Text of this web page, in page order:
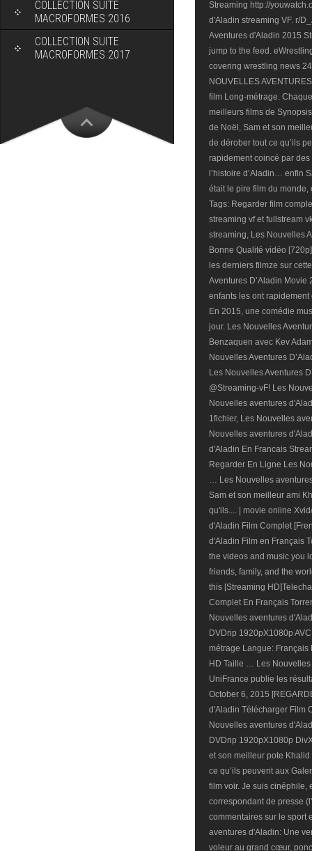
COLLECTION SUITE
MACROFORMES 2016
COLLECTION SUITE
MACROFORMES 2017
Streaming http://
d'Aladin streaming VF. r/
Aventures d'Aladin 2015
jump to the feed.
covering wrestling news
NOUVELLES
film Long-métrage.
meilleurs films de
de Noël, Sam et son
de dérober tout ce qu’ils
rapidement coincé par
l’histoire d’Aladin… enfin
était le pire film du monde,
Tags: Regarder film
streaming vf et fullstream
streaming, Les Nouvelles
Bonne Qualité vidéo
les derniers filmze sur
Aventures D’Aladin Movie
enfants les ont
En 2015, une comédie
jour. Les Nouvelles
Benzaquen avec Kev
Nouvelles Aventures
Les Nouvelles Aventures
@Streaming-vF! Les
Nouvelles aventures
1fichier, Les Nouvelles
Nouvelles aventures
d'Aladin En Francais
Regarder En Ligne Les
… Les Nouvelles
Sam et son meilleur ami
qu'ils.... | movie online
d'Aladin Film Complet
d'Aladin Film en Français
the videos and music you
friends, family, and the
this [Streaming
Complet En Français
Nouvelles aventures
DVDrip 1920pX1080p
métrage Langue: Français
HD Taille … Les Nouvelles
UniFrance publie les
October 6, 2015
d'Aladin Télécharger Film
Nouvelles aventures
DVDrip 1920pX1080p
et son meilleur pote
ce qu’ils peuvent aux
film voir. Je suis cinéphile,
correspondant de presse
commentaires sur le sport
aventures d'Aladin: Une
voleur au grand cœur,